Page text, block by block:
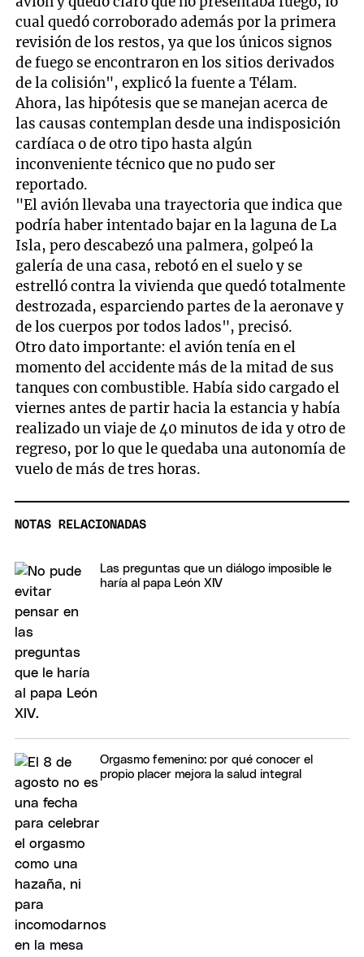
cual quedó corroborado además por la primera
revisión de los restos, ya que los únicos signos
de fuego se encontraron en los sitios derivados
de la colisión", explicó la fuente a Télam.
Ahora, las hipótesis que se manejan acerca de
las causas contemplan desde una indisposición
cardíaca o de otro tipo hasta algún
inconveniente técnico que no pudo ser
reportado.
"El avión llevaba una trayectoria que indica que
podría haber intentado bajar en la laguna de La
Isla, pero descabezó una palmera, golpeó la
galería de una casa, rebotó en el suelo y se
estrelló contra la vivienda que quedó totalmente
destrozada, esparciendo partes de la aeronave y
de los cuerpos por todos lados", precisó.
Otro dato importante: el avión tenía en el
momento del accidente más de la mitad de sus
tanques con combustible. Había sido cargado el
viernes antes de partir hacia la estancia y había
realizado un viaje de 40 minutos de ida y otro de
regreso, por lo que le quedaba una autonomía de
vuelo de más de tres horas.
NOTAS RELACIONADAS
Las preguntas que un diálogo imposible le
haría al papa León XIV
Orgasmo femenino: por qué conocer el
propio placer mejora la salud integral